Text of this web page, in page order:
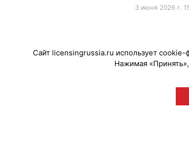
3 июня 2026 г.
Сайт licensingrussia.ru использует cookie-
Нажимая